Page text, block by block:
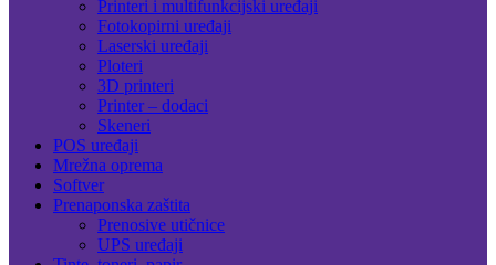
Printeri i multifunkcijski uređaji
Fotokopirni uređaji
Laserski uređaji
Ploteri
3D printeri
Printer – dodaci
Skeneri
POS uređaji
Mrežna oprema
Softver
Prenaponska zaštita
Prenosive utičnice
UPS uređaji